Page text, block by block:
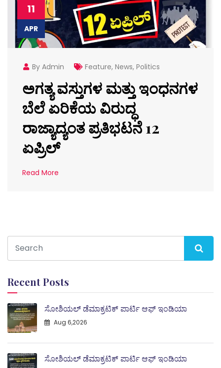
11
APR
By Admin Feature, News, Politics
ಅಗತ್ಯ ವಸ್ತುಗಳ ಮತ್ತು ಇಂಧನಗಳ
ಬೆಲೆ ಏರಿಕೆಯ ವಿರುದ್ಧ
ರಾಜ್ಯಾದ್ಯಂತ ಪ್ರತಿಭಟನೆ 12
ಏಪ್ರಿಲ್
Read More
Recent Posts
ಸೋಶಿಯಲ್ ಡೆಮಾಕ್ರಟಿಕ್ ಪಾರ್ಟಿ ಆಫ್ ಇಂಡಿಯಾ
Aug 6,2026
ಸೋಶಿಯಲ್ ಡೆಮಾಕ್ರಟಿಕ್ ಪಾರ್ಟಿ ಆಫ್ ಇಂಡಿಯಾ